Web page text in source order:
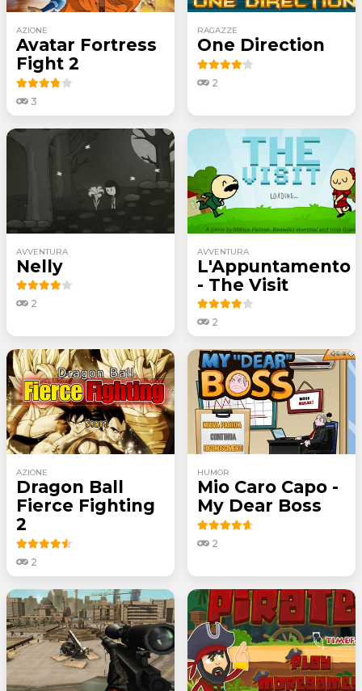
AZIONE
Avatar Fortress
Fight 2
3
RAGAZZE
One Direction
2
AVVENTURA
Nelly
2
AVVENTURA
L'Appuntamento
- The Visit
2
AZIONE
Dragon Ball
Fierce Fighting
2
2
HUMOR
Mio Caro Capo -
My Dear Boss
2